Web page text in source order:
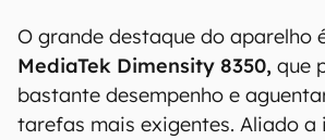
O grande destaque do aparelho
MediaTek Dimensity 8350, que
bastante desempenho e
tarefas mais exigentes. Aliado a